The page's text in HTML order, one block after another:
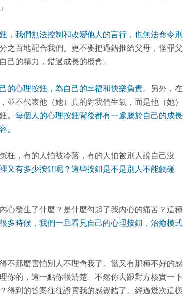
，我們無法控制和改變他人的言行，也無法命令別
之百地配合我們。更不要把過錯推給父母，怪罪父
己的精力，錯過成長的機會。
心理按鈕，為自己的幸福和快樂負責。
另外，在
不代表他（她）真的對我們生氣，而是他（她）
。 每個人的心理按鈕背後都有一處屬於自己的成長
。
枉，有的人怕被冷落，有的人怕被別人說自己沒
又有多少按鈕呢？這些按鈕是不是別人不能觸碰
心發生了什麼？是什麼勾起了我內心的痛苦？這種
很多時候，我們一旦看見自己的心理按鈕，治癒模式
不那麼害怕別人不理會我了。當又有那種不好的感
你的，這一點你很清楚，不然你去跟對方核實一下
得到的答案往往證實我的感覺錯了。經過幾次這樣